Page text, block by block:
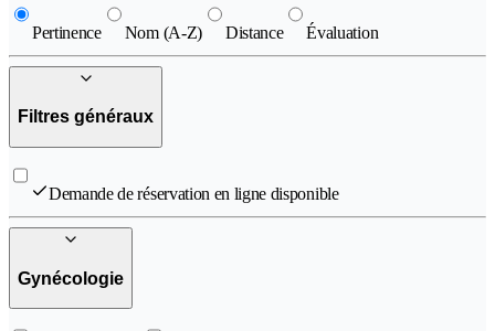
Pertinence Nom (A-Z) Distance Évaluation
Filtres généraux
Demande de réservation en ligne disponible
Gynécologie